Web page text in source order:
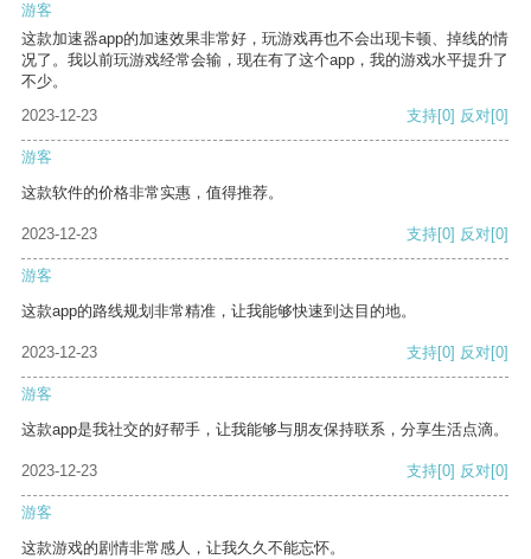
游客
这款加速器app的加速效果非常好，玩游戏再也不会出现卡顿、掉线的情
况了。我以前玩游戏经常会输，现在有了这个app，我的游戏水平提升了
不少。
2023-12-23
支持[0] 反对[0]
游客
这款软件的价格非常实惠，值得推荐。
2023-12-23 支持[0] 反对[0]
游客
这款app的路线规划非常精准，让我能够快速到达目的地。
2023-12-23 支持[0] 反对[0]
游客
这款app是我社交的好帮手，让我能够与朋友保持联系，分享生活点滴。
2023-12-23 支持[0] 反对[0]
游客
这款游戏的剧情非常感人，让我久久不能忘怀。